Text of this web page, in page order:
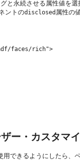
と永続させる属性値を
ントのdisclosed 属性の
faces/rich">
ー・カスタマ
できるようにしたら